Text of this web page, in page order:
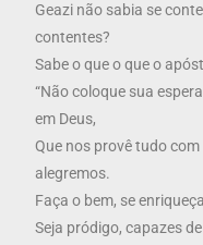
Geazi não sabia se
contentes?
Sabe o que o que o
“Não coloque sua
em Deus,
Que nos provê tudo
alegremos.
Faça o bem, se
Seja pródigo, capazes